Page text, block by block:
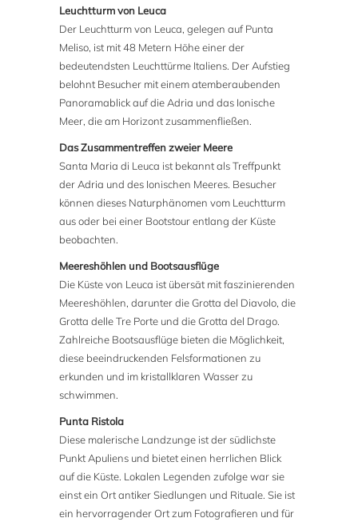
Leuchtturm von Leuca
Der Leuchtturm von Leuca, gelegen auf Punta
Meliso, ist mit 48 Metern Höhe einer der
bedeutendsten Leuchttürme Italiens. Der Aufstieg
belohnt Besucher mit einem atemberaubenden
Panoramablick auf die Adria und das Ionische
Meer, die am Horizont zusammenfließen.
Das Zusammentreffen zweier Meere
Santa Maria di Leuca ist bekannt als Treffpunkt
der Adria und des Ionischen Meeres. Besucher
können dieses Naturphänomen vom Leuchtturm
aus oder bei einer Bootstour entlang der Küste
beobachten.
Meereshöhlen und Bootsausflüge
Die Küste von Leuca ist übersät mit faszinierenden
Meereshöhlen, darunter die Grotta del Diavolo, die
Grotta delle Tre Porte und die Grotta del Drago.
Zahlreiche Bootsausflüge bieten die Möglichkeit,
diese beeindruckenden Felsformationen zu
erkunden und im kristallklaren Wasser zu
schwimmen.
Punta Ristola
Diese malerische Landzunge ist der südlichste
Punkt Apuliens und bietet einen herrlichen Blick
auf die Küste. Lokalen Legenden zufolge war sie
einst ein Ort antiker Siedlungen und Rituale. Sie ist
ein hervorragender Ort zum Fotografieren und für